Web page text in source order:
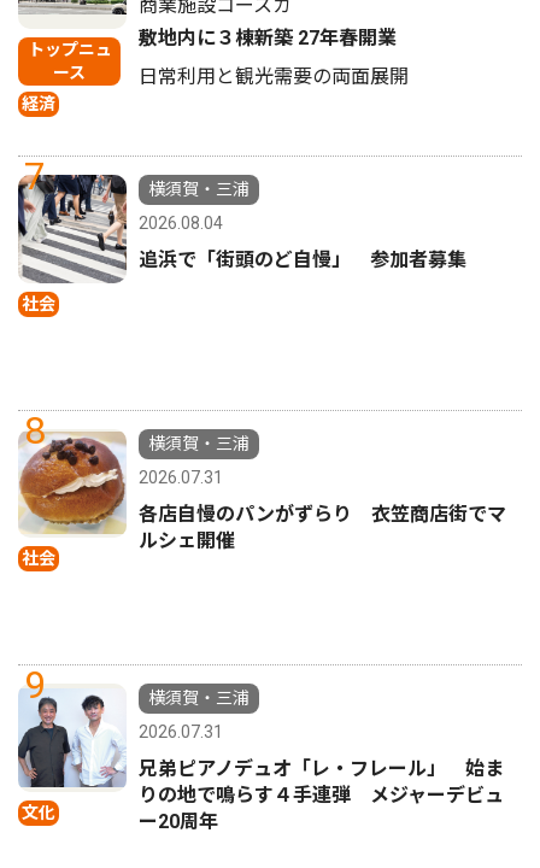
トップニュ
ース
経済
商業施設コースカ
敷地内に３棟新築 27年春開業
日常利用と観光需要の両面展開
7
社会
横須賀・三浦
2026.08.04
追浜で「街頭のど自慢」 参加者募集
8
社会
横須賀・三浦
2026.07.31
各店自慢のパンがずらり 衣笠商店街でマ
ルシェ開催
9
文化
横須賀・三浦
2026.07.31
兄弟ピアノデュオ「レ・フレール」 始ま
りの地で鳴らす４手連弾 メジャーデビュ
ー20周年